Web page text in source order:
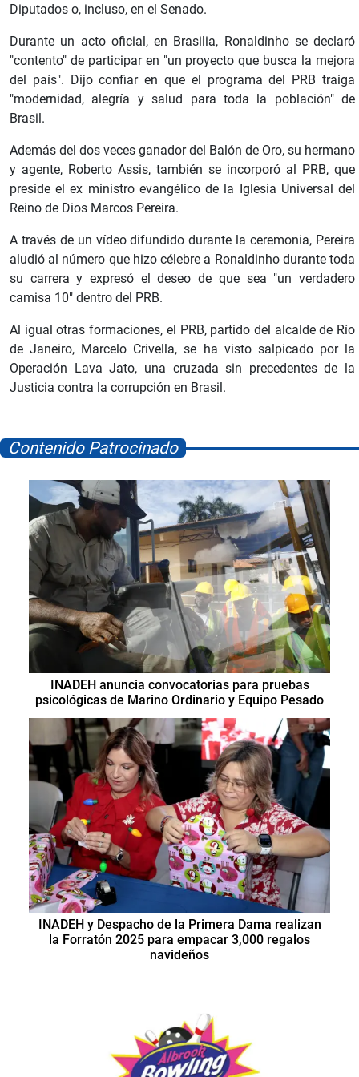
Diputados o, incluso, en el Senado.
Durante un acto oficial, en Brasilia, Ronaldinho se declaró
"contento" de participar en "un proyecto que busca la mejora
del país". Dijo confiar en que el programa del PRB traiga
"modernidad, alegría y salud para toda la población" de
Brasil.
Además del dos veces ganador del Balón de Oro, su hermano
y agente, Roberto Assis, también se incorporó al PRB, que
preside el ex ministro evangélico de la Iglesia Universal del
Reino de Dios Marcos Pereira.
A través de un vídeo difundido durante la ceremonia, Pereira
aludió al número que hizo célebre a Ronaldinho durante toda
su carrera y expresó el deseo de que sea "un verdadero
camisa 10" dentro del PRB.
Al igual otras formaciones, el PRB, partido del alcalde de Río
de Janeiro, Marcelo Crivella, se ha visto salpicado por la
Operación Lava Jato, una cruzada sin precedentes de la
Justicia contra la corrupción en Brasil.
Contenido Patrocinado
INADEH anuncia convocatorias para pruebas
psicológicas de Marino Ordinario y Equipo Pesado
INADEH y Despacho de la Primera Dama realizan
la Forratón 2025 para empacar 3,000 regalos
navideños